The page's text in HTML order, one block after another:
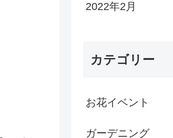
2022年2月
カテゴリー
お花イベント
ガーデニング